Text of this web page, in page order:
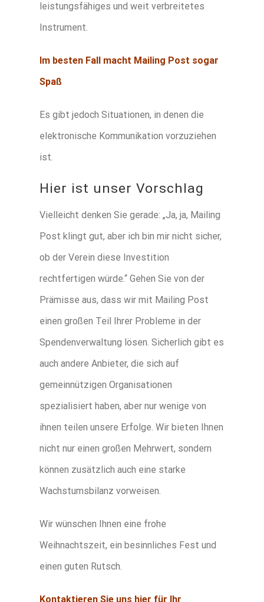
leistungsfähiges und weit verbreitetes
Instrument.
Im besten Fall macht Mailing Post sogar
Spaß
Es gibt jedoch Situationen, in denen die
elektronische Kommunikation vorzuziehen
ist.
Hier ist unser Vorschlag
Vielleicht denken Sie gerade: „Ja, ja, Mailing
Post klingt gut, aber ich bin mir nicht sicher,
ob der Verein diese Investition
rechtfertigen würde.“ Gehen Sie von der
Prämisse aus, dass wir mit Mailing Post
einen großen Teil Ihrer Probleme in der
Spendenverwaltung lösen. Sicherlich gibt es
auch andere Anbieter, die sich auf
gemeinnützigen Organisationen
spezialisiert haben, aber nur wenige von
ihnen teilen unsere Erfolge. Wir bieten Ihnen
nicht nur einen großen Mehrwert, sondern
können zusätzlich auch eine starke
Wachstumsbilanz vorweisen.
Wir wünschen Ihnen eine frohe
Weihnachtszeit, ein besinnliches Fest und
einen guten Rutsch.
Kontaktieren Sie uns hier für Ihr